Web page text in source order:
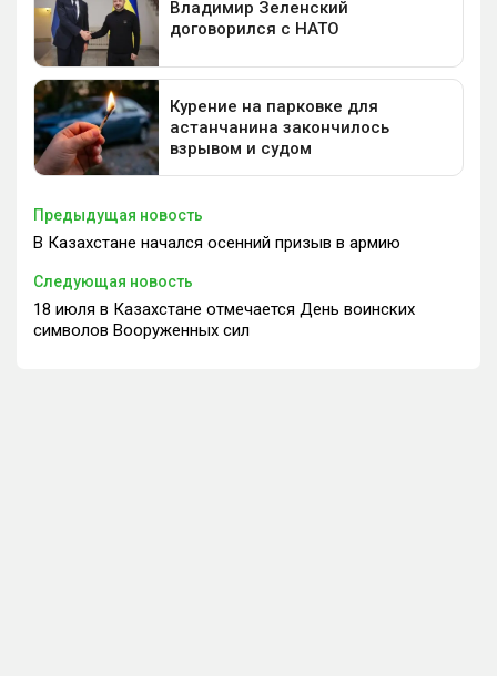
Предыдущая новость
В Казахстане начался осенний призыв в армию
Следующая новость
18 июля в Казахстане отмечается День воинских
символов Вооруженных сил